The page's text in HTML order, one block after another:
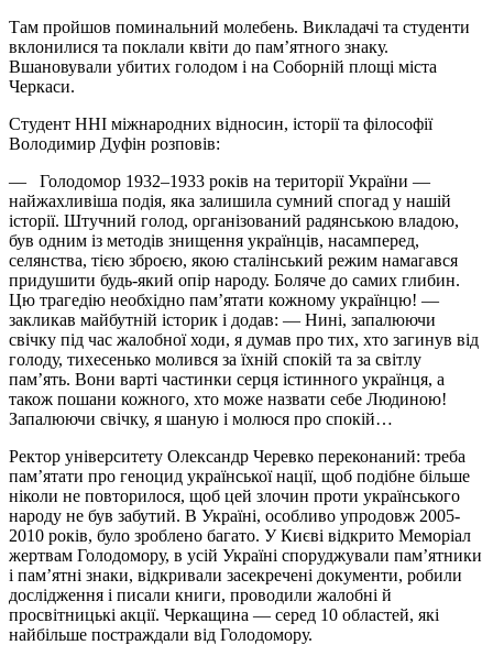
Там пройшов поминальний молебень. Викладачі та студенти
вклонилися та поклали квіти до пам’ятного знаку.
Вшановували убитих голодом і на Соборній площі міста
Черкаси.
Студент ННІ міжнародних відносин, історії та філософії
Володимир Дуфін розповів:
— Голодомор 1932–1933 років на території України —
найжахливіша подія, яка залишила сумний спогад у нашій
історії. Штучний голод, організований радянською владою,
був одним із методів знищення українців, насамперед,
селянства, тією зброєю, якою сталінський режим намагався
придушити будь-який опір народу. Боляче до самих глибин.
Цю трагедію необхідно пам’ятати кожному українцю! —
закликав майбутній історик і додав: — Нині, запалюючи
свічку під час жалобної ходи, я думав про тих, хто загинув від
голоду, тихесенько молився за їхній спокій та за світлу
пам’ять. Вони варті частинки серця істинного українця, а
також пошани кожного, хто може назвати себе Людиною!
Запалюючи свічку, я шаную і молюся про спокій…
Ректор університету Олександр Черевко переконаний: треба
пам’ятати про геноцид української нації, щоб подібне більше
ніколи не повторилося, щоб цей злочин проти українського
народу не був забутий. В Україні, особливо упродовж 2005-
2010 років, було зроблено багато. У Києві відкрито Меморіал
жертвам Голодомору, в усій Україні споруджували пам’ятники
і пам’ятні знаки, відкривали засекречені документи, робили
дослідження і писали книги, проводили жалобні й
просвітницькі акції. Черкащина — серед 10 областей, які
найбільше постраждали від Голодомору.